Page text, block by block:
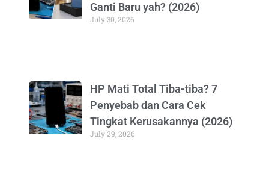
Ganti Baru yah? (2026)
July 30, 2026
HP Mati Total Tiba-tiba? 7
Penyebab dan Cara Cek
Tingkat Kerusakannya (2026)
July 29, 2026